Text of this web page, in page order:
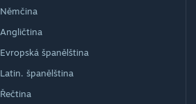
Němčina
Angličtina
Evropská španělština
Latin. španělština
Řečtina